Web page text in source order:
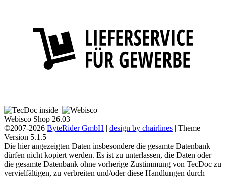
Webisco Shop 26.03
©2007-2026 ByteRider GmbH | design by chairlines | Theme
Version 5.1.5
Die hier angezeigten Daten insbesondere die gesamte Datenbank
dürfen nicht kopiert werden. Es ist zu unterlassen, die Daten oder
die gesamte Datenbank ohne vorherige Zustimmung von TecDoc zu
vervielfältigen, zu verbreiten und/oder diese Handlungen durch